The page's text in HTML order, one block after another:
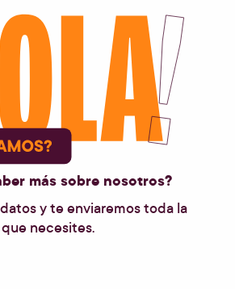
más sobre nosotros?
y te enviaremos toda la
necesites.